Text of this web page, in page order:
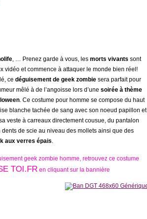
, … Prenez garde à vous, les morts vivants sont
vidéo et commence à attaquer le monde bien réel!
ce déguisement de geek zombie sera parfait pour
mêlé à de l’angoisse lors d’une soirée à thème
. Ce costume pour homme se compose du haut
blanche tachée de sang avec son noeud papillon et
veste à carreaux directement cousue, du pantalon
dents de scie au niveau des mollets ainsi que des
aux verres épais.
geek zombie homme, retrouvez ce costume
TOI.FR en cliquant sur la bannière